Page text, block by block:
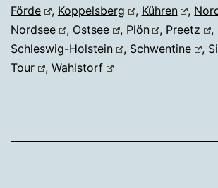
Förde
, Koppelsberg , Kühren ,
Nordsee
, Ostsee , Plön , Preetz ,
Schleswig-Holstein
, Schwentine ,
Tour
, Wahlstorf